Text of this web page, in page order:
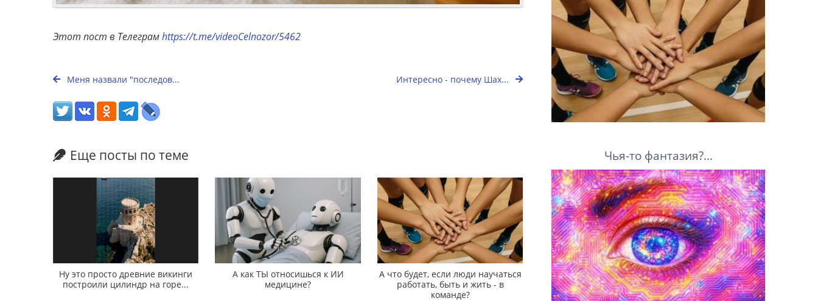
Этот пост в Телеграмhttps://t.me/videoCelnozor/5462
Меня назвали "последов... Интересно - почему Шах...
Еще посты по теме
Ну это просто древние викинги
построили цилиндр на горе...
А как ТЫ относишься к ИИ
медицине?
А что будет, если люди научаться
работать, быть и жить - в
команде?
Чья-то фантазия?...